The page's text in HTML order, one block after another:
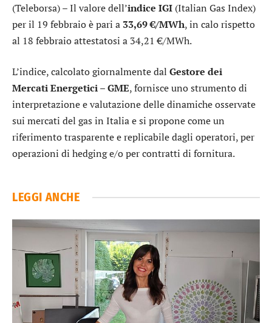
(Teleborsa) – Il valore dell’indice IGI (Italian Gas Index)
per il 19 febbraio è pari a 33,69 €/MWh, in calo rispetto
al 18 febbraio attestatosi a 34,21 €/MWh.
L’indice, calcolato giornalmente dal Gestore dei
Mercati Energetici – GME, fornisce uno strumento di
interpretazione e valutazione delle dinamiche osservate
sui mercati del gas in Italia e si propone come un
riferimento trasparente e replicabile dagli operatori, per
operazioni di hedging e/o per contratti di fornitura.
LEGGI ANCHE